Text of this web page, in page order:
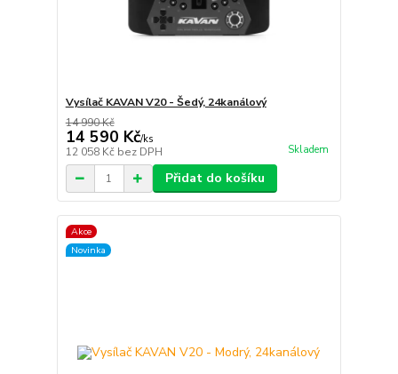
Vysílač KAVAN V20 - Šedý, 24kanálový
14 990 Kč
14 590 Kč/ks
12 058 Kč bez DPH Skladem
Přidat do košíku
Akce
Novinka